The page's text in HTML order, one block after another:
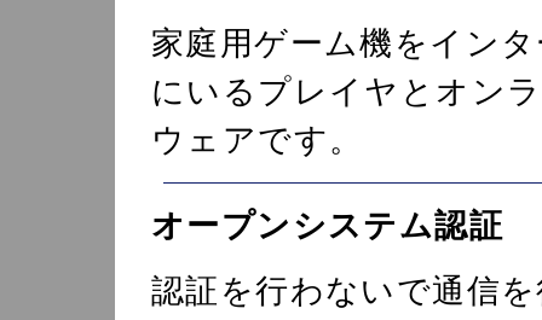
家庭用ゲーム機をイン
にいるプレイヤとオン
ウェアです。
オープンシステム認証
認証を行わないで通信